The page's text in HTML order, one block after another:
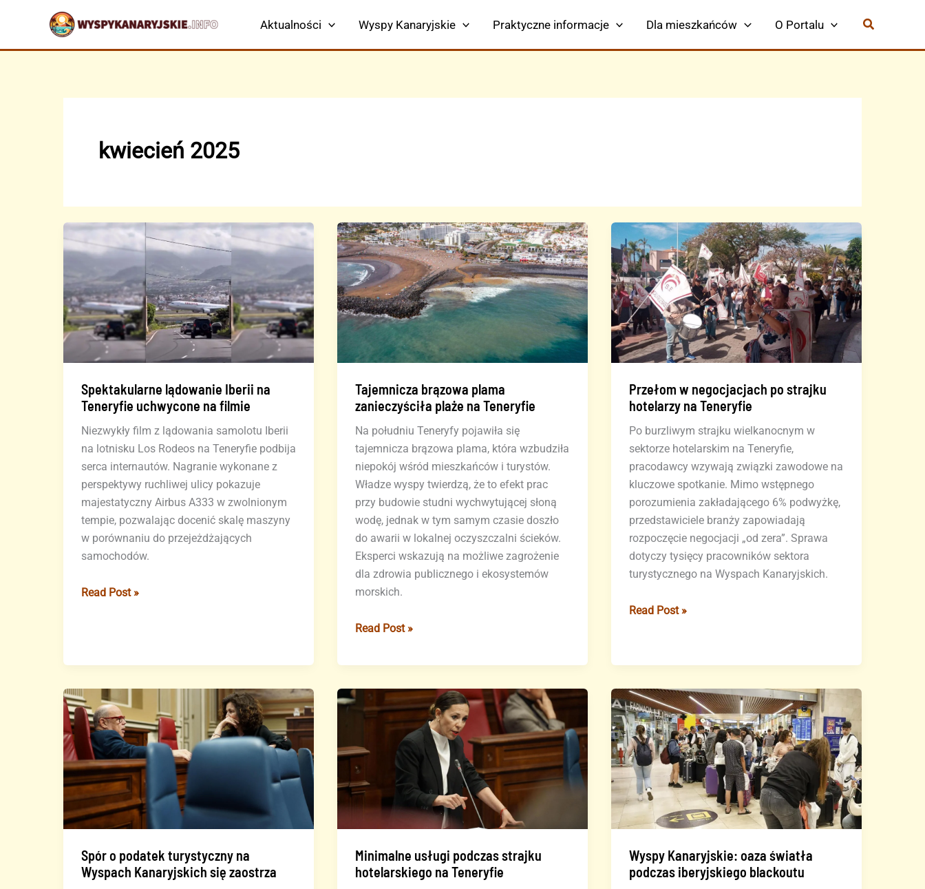
treści
Aktualności Wyspy Kanaryjskie Praktyczne informacje Dla mieszkańców O Portalu
kwiecień 2025
Spektakularne lądowanie Iberii na
Teneryfie uchwycone na filmie
Niezwykły film z lądowania samolotu Iberii
na lotnisku Los Rodeos na Teneryfie podbija
serca internautów. Nagranie wykonane z
perspektywy ruchliwej ulicy pokazuje
majestatyczny Airbus A333 w zwolnionym
tempie, pozwalając docenić skalę maszyny
w porównaniu do przejeżdżających
samochodów.
Spektakularne
Teneryfie
na
filmie
Read Post »
Tajemnicza brązowa plama
zanieczyściła plaże na Teneryfie
Na południu Teneryfy pojawiła się
tajemnicza brązowa plama, która wzbudziła
niepokój wśród mieszkańców i turystów.
Władze wyspy twierdzą, że to efekt prac
przy budowie studni wychwytującej słoną
wodę, jednak w tym samym czasie doszło
do awarii w lokalnej oczyszczalni ścieków.
Eksperci wskazują na możliwe zagrożenie
dla zdrowia publicznego i ekosystemów
morskich.
Tajemnicza
plama
plaże
Read Post »
Przełom w negocjacjach po strajku
hotelarzy na Teneryfie
Po burzliwym strajku wielkanocnym w
sektorze hotelarskim na Teneryfie,
pracodawcy wzywają związki zawodowe na
kluczowe spotkanie. Mimo wstępnego
porozumienia zakładającego 6% podwyżkę,
przedstawiciele branży zapowiadają
rozpoczęcie negocjacji „od zera”. Sprawa
dotyczy tysięcy pracowników sektora
turystycznego na Wyspach Kanaryjskich.
Przełom
po
hotelarzy
na
Teneryfie
Read Post »
Spór o podatek turystyczny na
Wyspach Kanaryjskich się zaostrza
Minimalne usługi podczas strajku
hotelarskiego na Teneryfie
Wyspy Kanaryjskie: oaza światła
podczas iberyjskiego blackoutu